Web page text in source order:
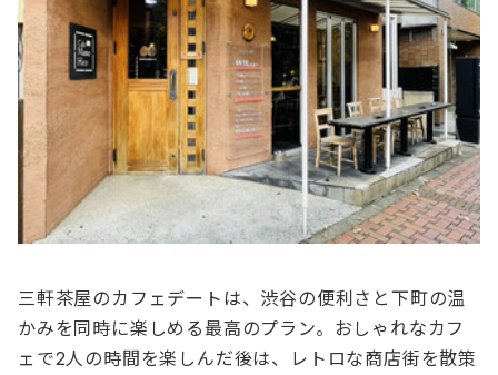
三軒茶屋のカフェデートは、渋谷の便利さと下町の温
かみを同時に楽しめる最高のプラン。おしゃれなカフ
ェで2人の時間を楽しんだ後は、レトロな商店街を散策